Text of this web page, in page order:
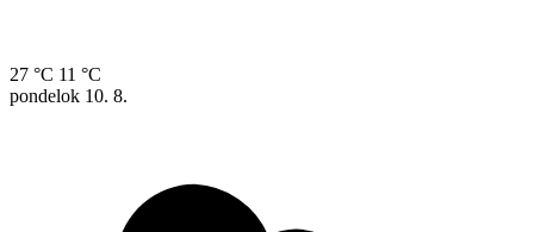
27 °C 11 °C
pondelok 10. 8.